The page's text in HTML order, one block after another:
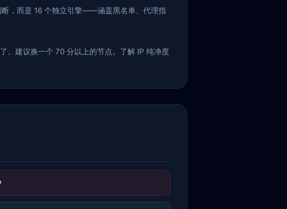
断，而是 16 个独立引擎——涵盖黑名单、代理指
。建议换一个 70 分以上的节点。了解 IP 纯净度